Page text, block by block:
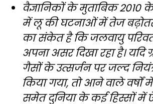
वैज्ञानिकों के मुताबिक 2010
में लू की घटनाओं में तेज
का संकेत है कि जलवायु
अपना असर दिखा रहा है। यदि
गैसों के उत्सर्जन पर जल्द
किया गया, तो आने वाले वर्षों
समेत दुनिया के कई हिस्सों में